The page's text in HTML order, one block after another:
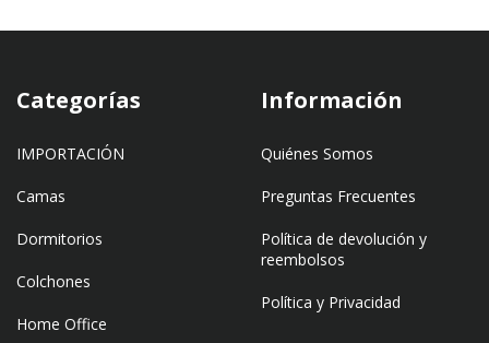
Categorías
IMPORTACIÓN
Camas
Dormitorios
Colchones
Home Office
Información
Quiénes Somos
Preguntas Frecuentes
Política de devolución y
reembolsos
Política y Privacidad